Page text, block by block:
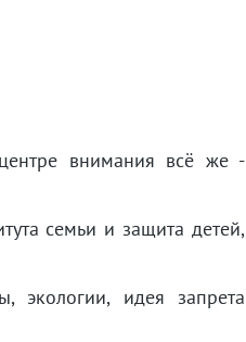
внимания всё же -
семьи и защита детей,
экологии, идея запрета